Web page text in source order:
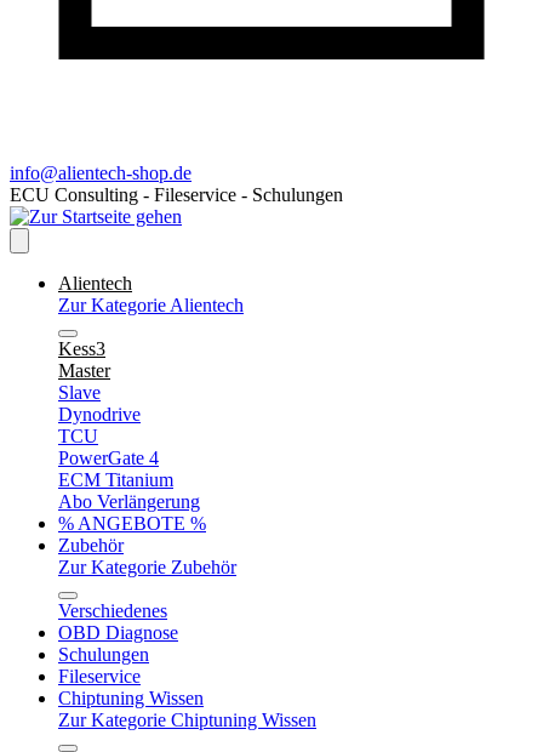
info@alientech-shop.de
ECU Consulting - Fileservice - Schulungen
Alientech
Zur Kategorie Alientech
Kess3
Master
Slave
Dynodrive
TCU
PowerGate 4
ECM Titanium
Abo Verlängerung
% ANGEBOTE %
Zubehör
Zur Kategorie Zubehör
Verschiedenes
OBD Diagnose
Schulungen
Fileservice
Chiptuning Wissen
Zur Kategorie Chiptuning Wissen